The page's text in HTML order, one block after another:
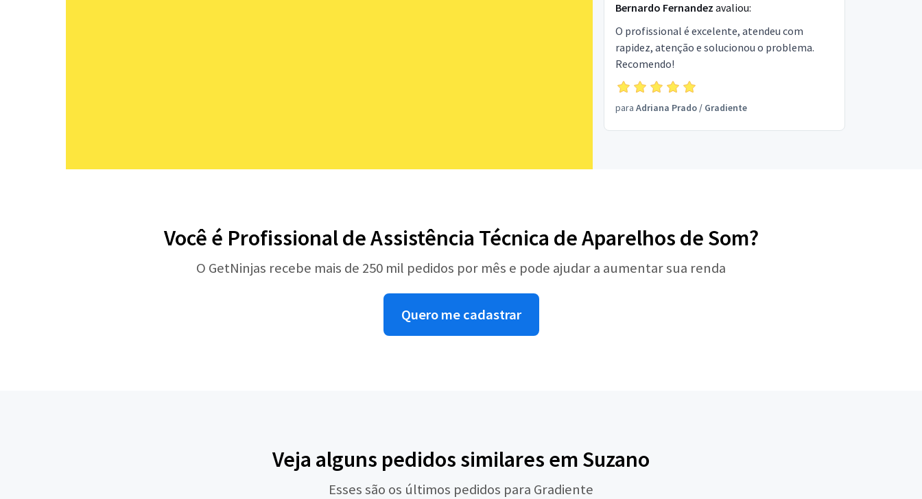
Bernardo Fernandez avaliou:
O profissional é excelente, atendeu com
rapidez, atenção e solucionou o problema.
Recomendo!
para Adriana Prado/ Gradiente
Você é Profissional de Assistência Técnica de Aparelhos de Som?
O GetNinjas recebe mais de 250 mil pedidos por mês e pode ajudar a aumentar sua renda
Quero me cadastrar
Veja alguns pedidos similares em Suzano
Esses são os últimos pedidos para Gradiente